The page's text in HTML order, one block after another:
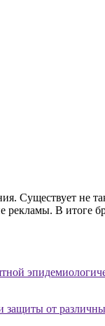
Существует
рекламы. В итоге
от